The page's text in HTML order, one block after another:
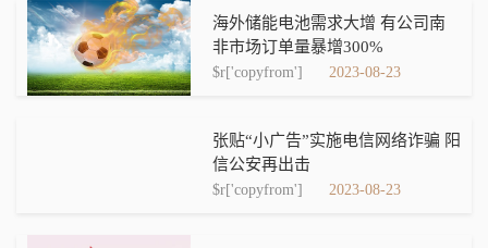
海外储能电池需求大增 有公司南
非市场订单量暴增300%
$r['copyfrom'] 2023-08-23
张贴“小广告”实施电信网络诈骗 阳
信公安再出击
$r['copyfrom'] 2023-08-23